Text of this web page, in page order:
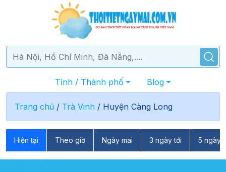
Tỉnh / Thành phố Blog
Trang chủ / Trà Vinh / Huyện Càng Long
Hiện tại Theo giờ Ngày mai 3 ngày tới 5 ngày